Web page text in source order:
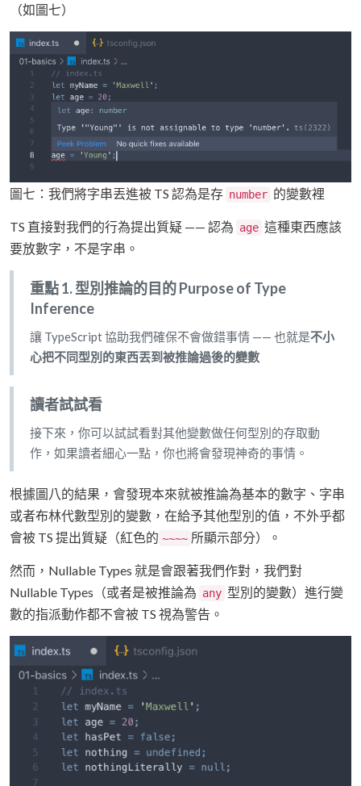
（如圖七）
圖七：我們將字串丟進被 TS 認為是存 number 的變數裡
TS 直接對我們的行為提出質疑 —— 認為 age 這種東西應該
要放數字，不是字串。
重點 1. 型別推論的目的 Purpose of Type
Inference
讓 TypeScript 協助我們確保不會做錯事情 —— 也就是不小
心把不同型別的東西丟到被推論過後的變數
讀者試試看
接下來，你可以試試看對其他變數做任何型別的存取動
作，如果讀者細心一點，你也將會發現神奇的事情。
根據圖八的結果，會發現本來就被推論為基本的數字、字串
或者布林代數型別的變數，在給予其他型別的值，不外乎都
會被 TS 提出質疑（紅色的 ~~~~ 所顯示部分）。
然而，Nullable Types 就是會跟著我們作對，我們對
Nullable Types（或者是被推論為 any 型別的變數）進行變
數的指派動作都不會被 TS 視為警告。